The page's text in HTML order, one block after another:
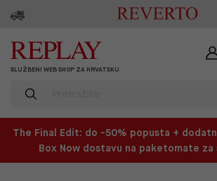
SLUŽBENI WEB SHOP ZA HRVATSKU
The Final Edit: do -50% popusta +
Box Now dostavu na paketomate za